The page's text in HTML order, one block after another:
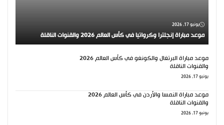
يونيو 17, 2026
موعد مباراة إنجلترا وكرواتيا في كأس العالم 2026 والقنوات الناقلة
موعد مباراة البرتغال والكونغو في كأس العالم 2026
والقنوات الناقلة
يونيو 17, 2026
موعد مباراة النمسا والأردن في كأس العالم 2026
والقنوات الناقلة
يونيو 17, 2026